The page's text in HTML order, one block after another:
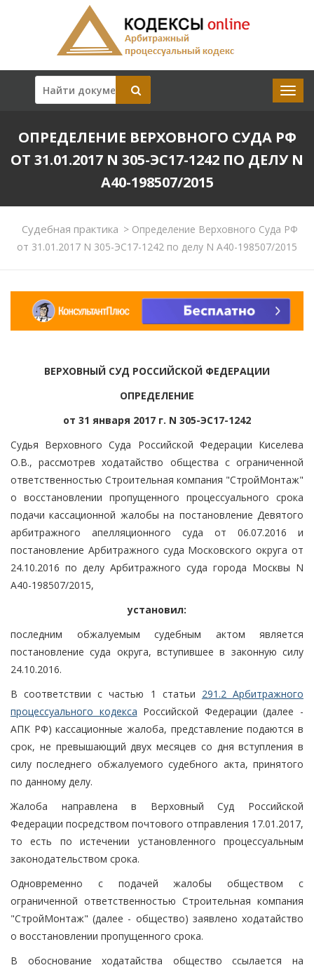
ОПРЕДЕЛЕНИЕ ВЕРХОВНОГО СУДА РФ
ОТ 31.01.2017 N 305-ЭС17-1242 ПО ДЕЛУ N
А40-198507/2015
Судебная практика >Определение Верховного Суда РФ
от 31.01.2017 N 305-ЭС17-1242 по делу N А40-198507/2015
ВЕРХОВНЫЙ СУД РОССИЙСКОЙ ФЕДЕРАЦИИ
ОПРЕДЕЛЕНИЕ
от 31 января 2017 г. N 305-ЭС17-1242
Судья Верховного Суда Российской Федерации Киселева
О.В., рассмотрев ходатайство общества с ограниченной
ответственностью Строительная компания "СтройМонтаж"
о восстановлении пропущенного процессуального срока
подачи кассационной жалобы на постановление Девятого
арбитражного апелляционного суда от 06.07.2016 и
постановление Арбитражного суда Московского округа от
24.10.2016 по делу Арбитражного суда города Москвы N
А40-198507/2015,
установил:
последним обжалуемым судебным актом является
постановление суда округа, вступившее в законную силу
24.10.2016.
В соответствии с частью 1 статьи 291.2 Арбитражного
процессуального кодекса Российской Федерации (далее -
АПК РФ) кассационные жалоба, представление подаются в
срок, не превышающий двух месяцев со дня вступления в
силу последнего обжалуемого судебного акта, принятого
по данному делу.
Жалоба направлена в Верховный Суд Российской
Федерации посредством почтового отправления 17.01.2017,
то есть по истечении установленного процессуальным
законодательством срока.
Одновременно с подачей жалобы обществом с
ограниченной ответственностью Строительная компания
"СтройМонтаж" (далее - общество) заявлено ходатайство
о восстановлении пропущенного срока.
В обоснование ходатайства общество ссылается на